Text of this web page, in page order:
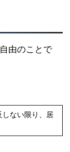
由のことで
ない限り、居